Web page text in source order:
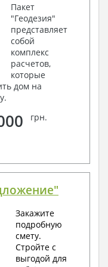
Пакет
"Геодезия"
представляет
собой
комплекс
расчетов,
которые
дом на
грн.
Закажите
подробную
смету.
Стройте с
выгодой для